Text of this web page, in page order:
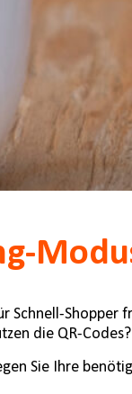
Schnell-Shopper
die QR-Codes?
Sie Ihre